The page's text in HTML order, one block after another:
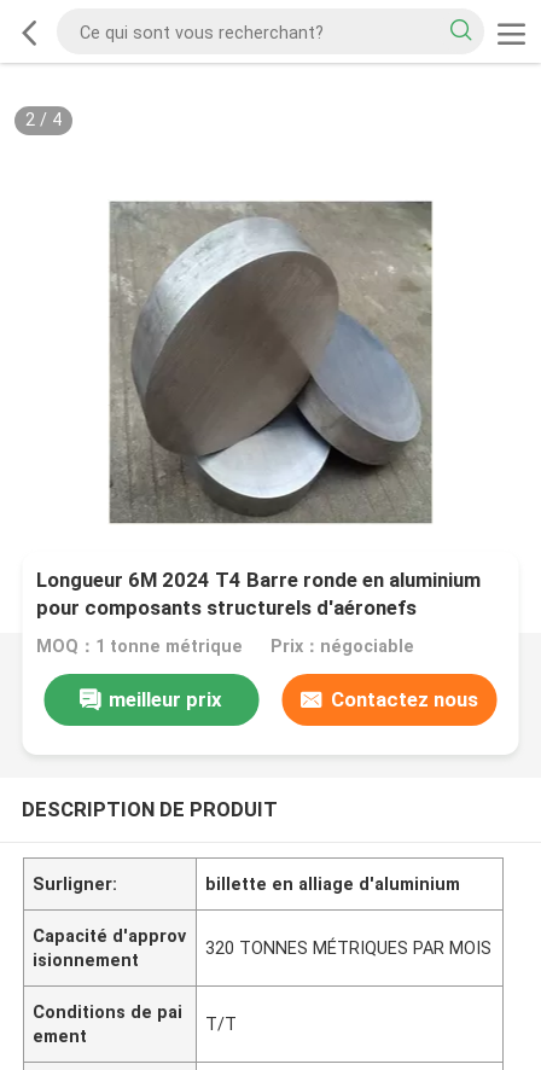
2/ 4
Longueur 6M 2024 T4 Barre ronde en aluminium
pour composants structurels d'aéronefs
MOQ：1 tonne métrique Prix：négociable
meilleur prix Contactez nous
DESCRIPTION DE PRODUIT
Surligner: billette en alliage d'aluminium
Capacité d'approv
isionnement
320 TONNES MÉTRIQUES PAR MOIS
Conditions de pai
ement
T/T